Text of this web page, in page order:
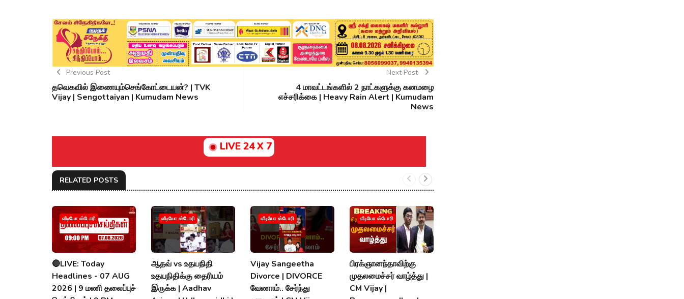
Previous Post
தவெகவில் இணையும்செங்கோட்டையன்? | TVK
Vijay | Sengottaiyan | Kumudam News
Next Post
4 மாவட்டங்களில் 2 நாட்களுக்கு கனமழை
எச்சரிக்கை | Heavy Rain Alert | Kumudam
News
LIVE 24 X 7
RELATED POSTS
வீடியோ ஸ்டோரி
🔴LIVE: Today
Headlines - 07 AUG
2026 | 9 மணி தலைப்புச்
வீடியோ ஸ்டோரி
ஆதவ் vs உதயநிதி
உதயநிதிக்கு தைரியம்
இருக்க | Aadhav
வீடியோ ஸ்டோரி
Vijay Sangeetha
Divorce | DIVORCE
வேணாம்.. சேர்ந்து
வீடியோ ஸ்டோரி
பிரக்ஞானந்தாவிற்கு
முதலமைச்சர் வாழ்த்து |
CM Vijay |